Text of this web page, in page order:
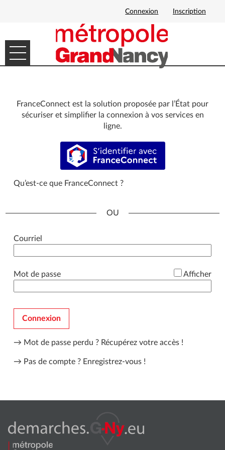
Connexion Inscription
Ouvrir le menu
MES DEMANDES
FranceConnect est la solution proposée par l’État pour
sécuriser et simplifier la connexion à vos services en
ligne.
S’identifier avec FranceConnect
Qu’est-ce que FranceConnect ?
Courriel
Mot de passe Afficher
Connexion
→ Mot de passe perdu ? Récupérez votre accès !
→ Pas de compte ? Enregistrez-vous !